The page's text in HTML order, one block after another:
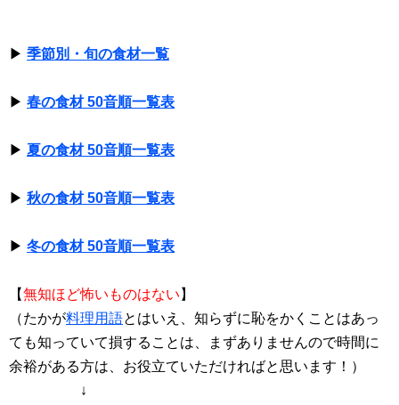
▶ 季節別・旬の食材一覧
▶ 春の食材 50音順一覧表
▶ 夏の食材 50音順一覧表
▶ 秋の食材 50音順一覧表
▶ 冬の食材 50音順一覧表
【無知ほど怖いものはない 】
（たかが料理用語とはいえ、知らずに恥をかくことはあっ
ても知っていて損することは、まずありませんので時間に
余裕がある方は、お役立ていただければと思います！）
↓